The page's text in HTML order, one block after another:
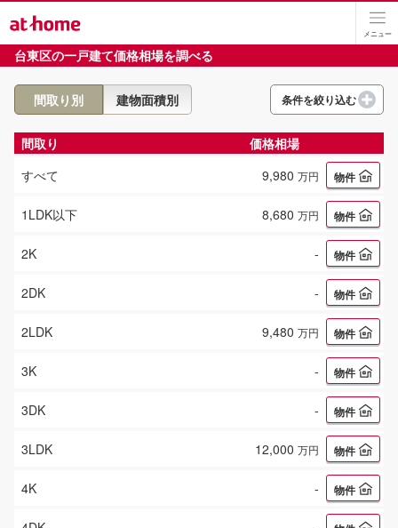
メニュー
台東区の一戸建て価格相場を調べる
間取り別 建物面積別 条件を絞り込む
築年数
間取り
価格相場
すべて
9,980 万円 物件
1LDK以下 8,680 万円 物件
2K - 物件
2DK - 物件
2LDK 9,480 万円 物件
3K - 物件
3DK - 物件
3LDK 12,000 万円 物件
4K - 物件